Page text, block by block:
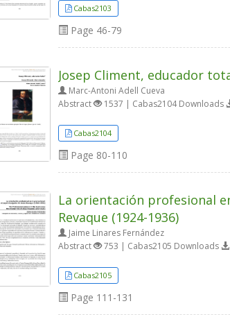
Cabas2103
Page 46-79
Josep Climent, educador
Marc-Antoni Adell Cueva
Abstract
1537 | Cabas2104 Downloads
Cabas2104
Page 80-110
La orientación profesional
Revaque (1924-1936)
Jaime Linares Fernández
Abstract
753 | Cabas2105 Downloads
Cabas2105
Page 111-131